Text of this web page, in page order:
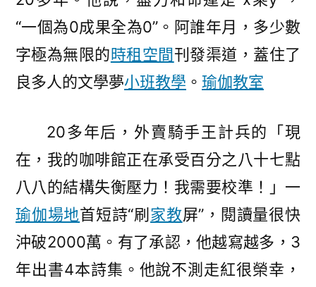
“一個為0成果全為0”。阿誰年月，多少數
字極為無限的時租空間刊發渠道，蓋住了
良多人的文學夢小班教學 。 瑜伽教室
20多年后，外賣騎手王計兵的「現
在，我的咖啡館正在承受百分之八十七點
八八的結構失衡壓力！我需要校準！」一
瑜伽場地首短詩“刷 家教屏”，閱讀量很快
沖破2000萬。有了承認，他越寫越多，3
年出書4本詩集。他說不測走紅很榮幸，